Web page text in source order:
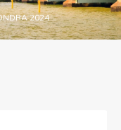
2024